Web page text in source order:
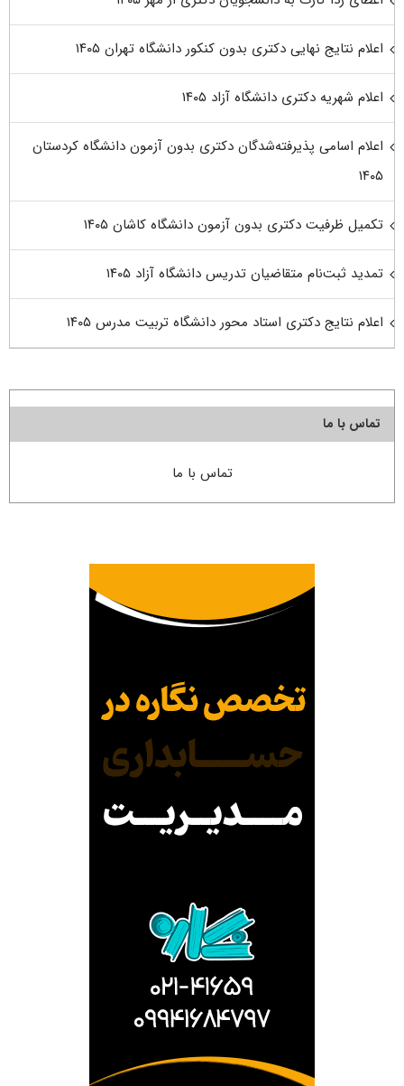
اعلام نتایج نهایی دکتری بدون کنکور دانشگاه تهران ۱۴۰۵
اعلام شهریه دکتری دانشگاه آزاد ۱۴۰۵
اعلام اسامی پذیرفته‌شدگان دکتری بدون آزمون دانشگاه کردستان
۱۴۰۵
تکمیل ظرفیت دکتری بدون آزمون دانشگاه کاشان ۱۴۰۵
تمدید ثبت‌نام متقاضیان تدریس دانشگاه آزاد ۱۴۰۵
اعلام نتایج دکتری استاد محور دانشگاه تربیت مدرس ۱۴۰۵
تماس با ما
تماس با ما